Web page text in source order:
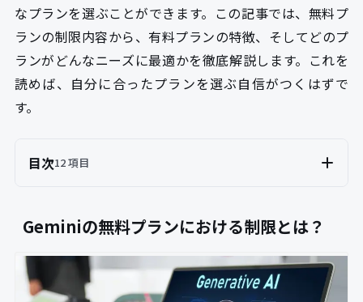
なプランを選ぶことができます。この記事では、無料プ
ランの制限内容から、有料プランの特徴、そしてどのプ
ランがどんなニーズに最適かを徹底解説します。これを
読めば、自分に合ったプランを選ぶ自信がつくはずで
す。
目次12 項目
Geminiの無料プランにおける制限とは？